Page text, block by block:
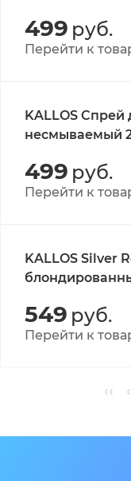
BEAUTIFYING
499 руб.
Перейти к
KALLOS Cпрей
несмываемый 200 мл (блеск, увлажнение,
KERATIN HAIR
499 руб.
Перейти к
KALLOS Silver
1л./KALLOS
MASK
549 руб.
Перейти к
‹‹ ‹